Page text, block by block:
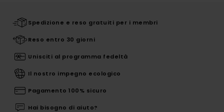
Spedizione e reso gratuiti per i membri
Reso entro 30 giorni
Unisciti al programma fedeltà
Il nostro impegno ecologico
Pagamento 100% sicuro
Hai bisogno di aiuto?